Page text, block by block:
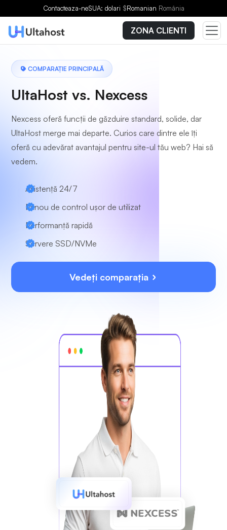
Contacteaza-neSUA: dolari $Romanian România
ZONA CLIENTI
COMPARAȚIE PRINCIPALĂ
UltaHost vs. Nexcess
Nexcess oferă funcții de găzduire standard, solide, dar
UltaHost merge mai departe. Curios care dintre ele îți
oferă cu adevărat avantajul pentru site-ul tău web? Hai să
vedem.
Asistență 24/7
Panou de control ușor de utilizat
Performanță rapidă
Servere SSD/NVMe
Vedeți comparația